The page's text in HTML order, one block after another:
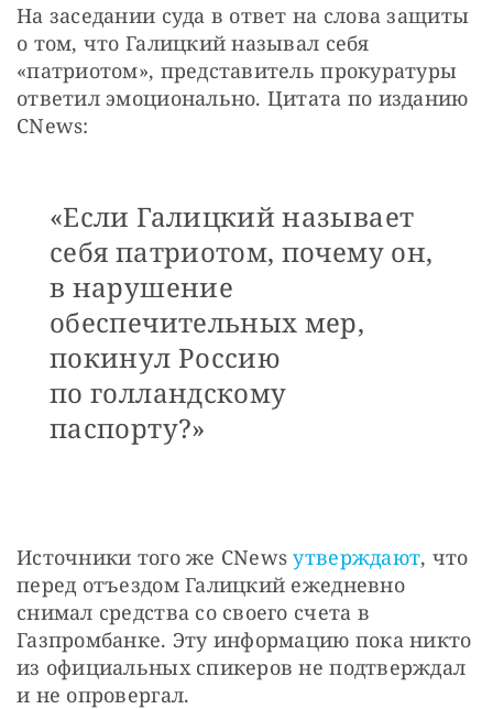
На заседании суда в ответ на слова защиты
о том, что Галицкий называл себя
«патриотом», представитель прокуратуры
ответил эмоционально. Цитата по изданию
CNews:
«Если Галицкий называет
себя патриотом, почему он,
в нарушение
обеспечительных мер,
покинул Россию
по голландскому
паспорту?»
Источники того же CNews утверждают, что
перед отъездом Галицкий ежедневно
снимал средства со своего счета в
Газпромбанке. Эту информацию пока никто
из официальных спикеров не подтверждал
и не опровергал.